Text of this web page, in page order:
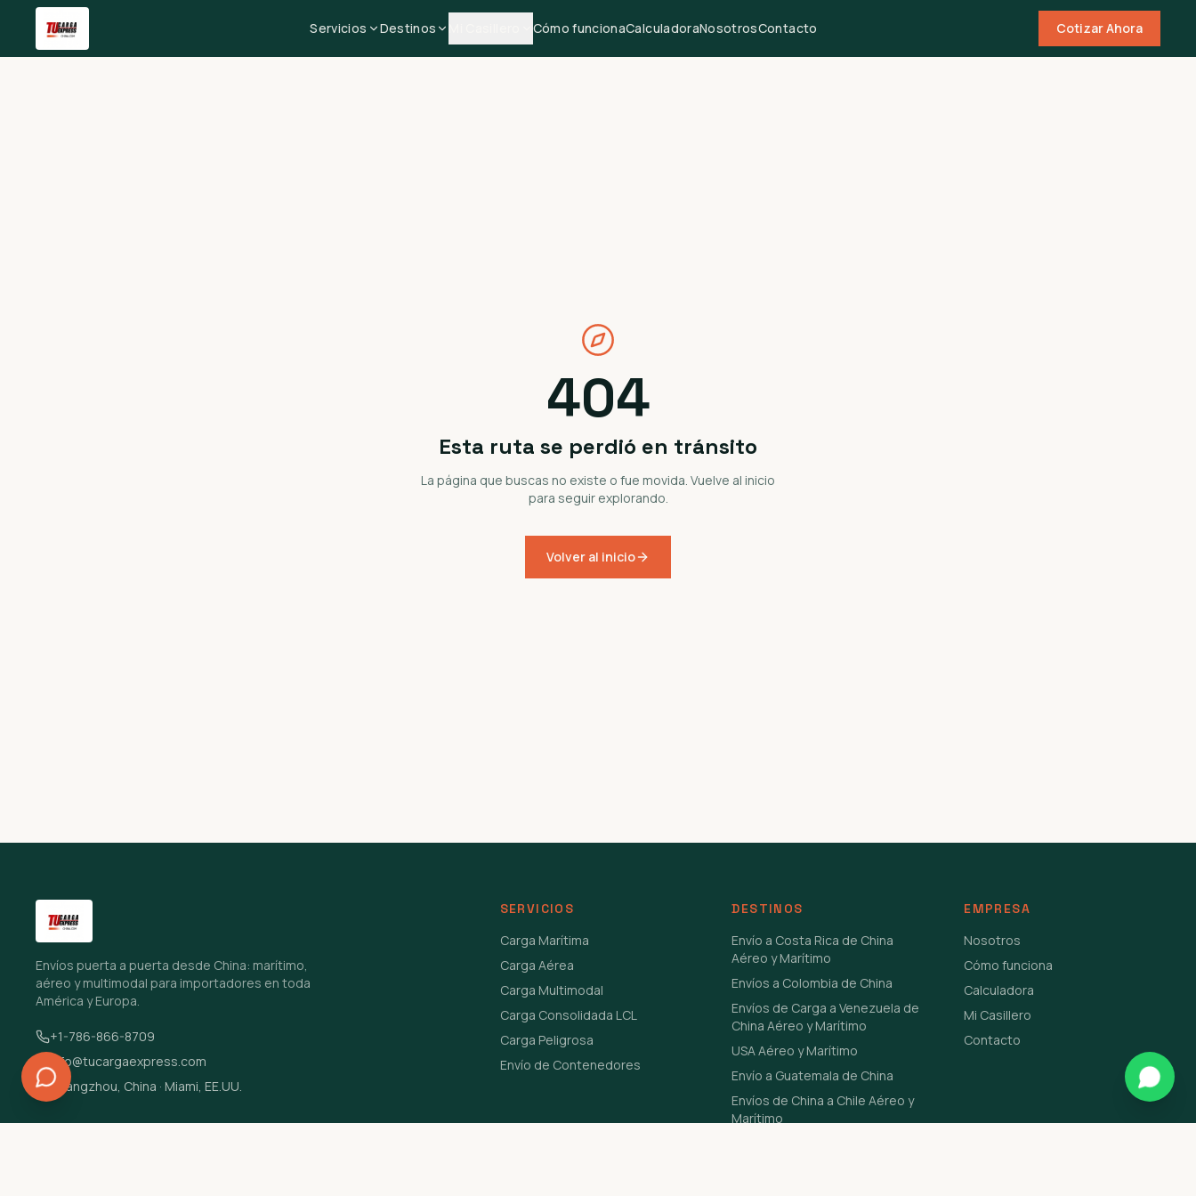
Servicios Destinos Cómo funcionaCalculadoraNosotrosContacto Cotizar Ahora
404
Esta ruta se perdió en tránsito
La página que buscas no existe o fue movida. Vuelve al inicio
para seguir explorando.
Volver al inicio
Envíos puerta a puerta desde China: marítimo,
aéreo y multimodal para importadores en toda
América y Europa.
+1-786-866-8709
info@tucargaexpress.com
Guangzhou, China · Miami, EE.UU.
SERVICIOS
Carga Marítima
Carga Aérea
Carga Multimodal
Carga Consolidada LCL
Carga Peligrosa
Envío de Contenedores
DESTINOS
Envío a Costa Rica de China
Aéreo y Marítimo
Envíos a Colombia de China
Envíos de Carga a Venezuela de
China Aéreo y Marítimo
USA Aéreo y Marítimo
Envío a Guatemala de China
Envíos de China a Chile Aéreo y
Marítimo
EMPRESA
Nosotros
Cómo funciona
Calculadora
Mi Casillero
Contacto